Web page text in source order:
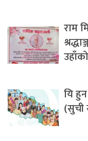
राम
यि
(सुची